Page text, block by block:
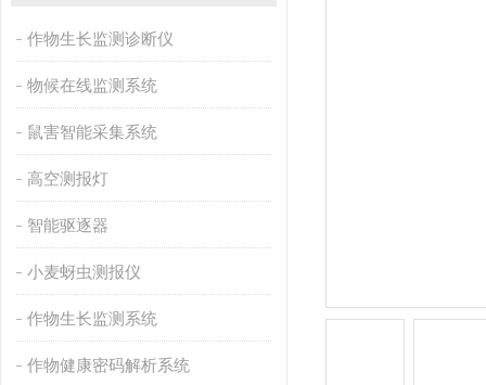
作物生长监测诊断仪
物候在线监测系统
鼠害智能采集系统
高空测报灯
智能驱逐器
小麦蚜虫测报仪
作物生长监测系统
作物健康密码解析系统